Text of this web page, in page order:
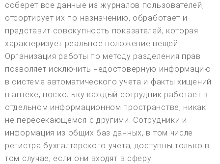
соберет все данные из журналов пользователей,
отсортирует их по назначению, обработает и
представит совокупность показателей, которая
характеризует реальное положение вещей.
Организация работы по методу разделения прав
позволяет исключить недостоверную информацию
в системе автоматического учета и факты хищений
в аптеке, поскольку каждый сотрудник работает в
отдельном информационном пространстве, никак
не пересекающемся с другими. Сотрудники и
информация из общих баз данных, в том числе
регистра бухгалтерского учета, доступны только в
том случае, если они входят в сферу